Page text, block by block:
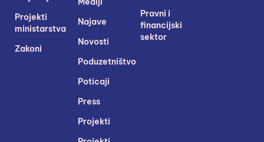
Pravni i
financijski
sektor
Najave
Novosti
Poduzetništvo
Poticaji
Press
Projekti
Projekti
ministarstva
Zakoni